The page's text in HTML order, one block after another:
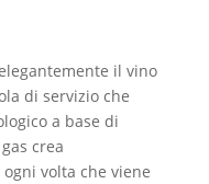
il vino
di servizio che
a base di
crea
volta che viene